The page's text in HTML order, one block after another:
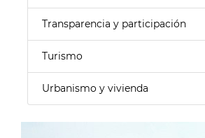
Transparencia y participación
Turismo
Urbanismo y vivienda